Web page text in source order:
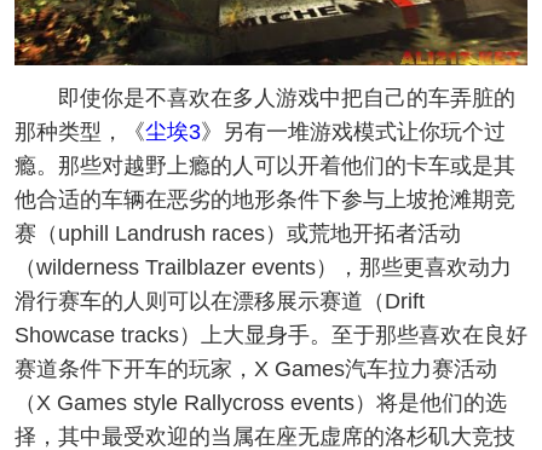
即使你是不喜欢在多人游戏中把自己的车弄脏的
那种类型，《尘埃3》另有一堆游戏模式让你玩个过
瘾。那些对越野上瘾的人可以开着他们的卡车或是其
他合适的车辆在恶劣的地形条件下参与上坡抢滩期竞
赛（uphill Landrush races）或荒地开拓者活动
（wilderness Trailblazer events），那些更喜欢动力
滑行赛车的人则可以在漂移展示赛道（Drift
Showcase tracks）上大显身手。至于那些喜欢在良好
赛道条件下开车的玩家，X Games汽车拉力赛活动
（X Games style Rallycross events）将是他们的选
择，其中最受欢迎的当属在座无虚席的洛杉矶大竞技